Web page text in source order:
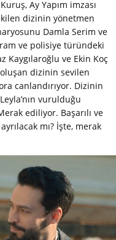
Ay Yapım imzası
dizinin yönetmen
Damla Serim ve
ve polisiye türündeki
Kaygılaroğlu ve Ekin Koç
dizinin sevilen
canlandırıyor. Dizinin
vurulduğu
ediliyor. Başarılı ve
mı? İşte, merak